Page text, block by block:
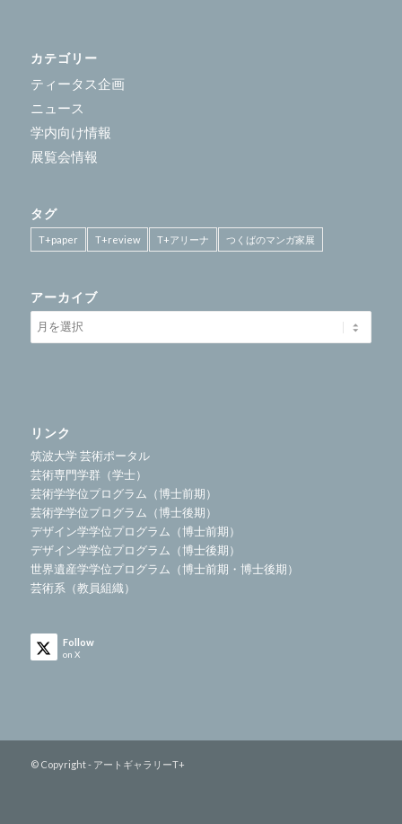
カテゴリー
ティータス企画
ニュース
学内向け情報
展覧会情報
タグ
T+paper T+review T+アリーナ つくばのマンガ家展
アーカイブ
リンク
筑波大学 芸術ポータル
芸術専門学群（学士）
芸術学学位プログラム（博士前期）
芸術学学位プログラム（博士後期）
デザイン学学位プログラム（博士前期）
デザイン学学位プログラム（博士後期）
世界遺産学学位プログラム（博士前期・博士後期）
芸術系（教員組織）
Follow
on X
© Copyright - アートギャラリーT+